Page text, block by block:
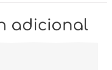
adicional